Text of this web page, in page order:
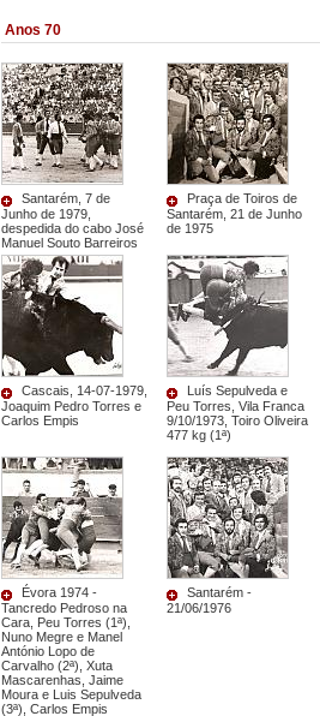
Anos 70
Santarém, 7 de
Junho de 1979,
despedida do cabo José
Manuel Souto Barreiros
Praça de Toiros de
Santarém, 21 de Junho
de 1975
Cascais, 14-07-1979,
Joaquim Pedro Torres e
Carlos Empis
Luís Sepulveda e
Peu Torres, Vila Franca
9/10/1973, Toiro Oliveira
477 kg (1ª)
Évora 1974 -
Tancredo Pedroso na
Cara, Peu Torres (1ª),
Nuno Megre e Manel
António Lopo de
Carvalho (2ª), Xuta
Mascarenhas, Jaime
Moura e Luis Sepulveda
(3ª), Carlos Empis
Santarém -
21/06/1976